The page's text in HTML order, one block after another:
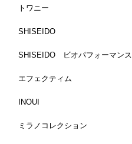
トワニー
SHISEIDO
SHISEIDO ビオパフォーマンス
エフェクティム
INOUI
ミラノコレクション